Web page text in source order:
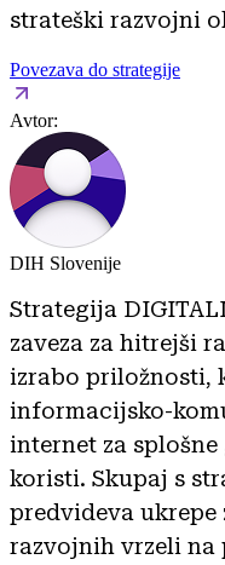
strateški razvojni
Povezava do strategije
Avtor:
DIH Slovenije
Strategija
zaveza za hitrejši
izrabo priložnosti,
informacijsko-
internet za
koristi. Skupaj s
predvideva
razvojnih vrzeli na